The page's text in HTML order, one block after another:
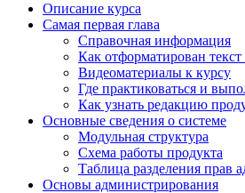
Описание курса
Самая первая глава
Справочная информация
Как отформатирован текст
Видеоматериалы к курсу
Где практиковаться и
Как узнать редакцию
Основные сведения о системе
Модульная структура
Схема работы продукта
Таблица разделения прав
Основы администрирования